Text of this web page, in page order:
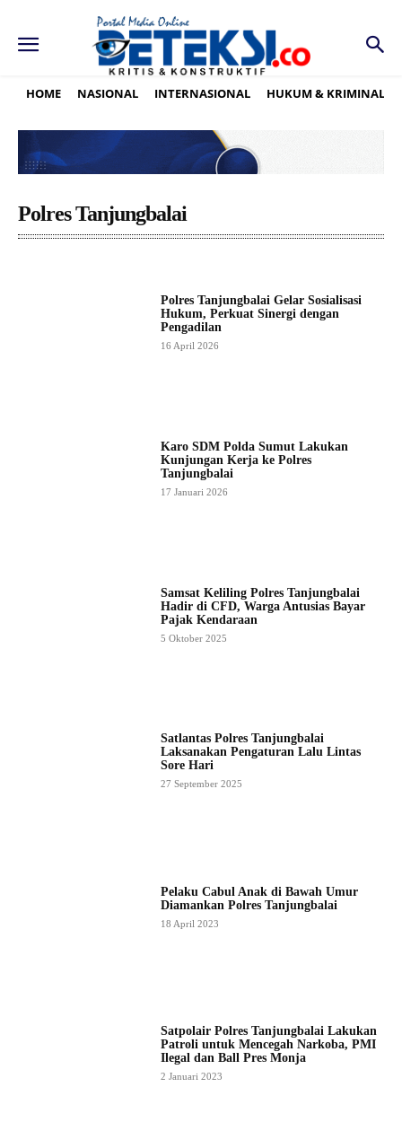
HOME NASIONAL INTERNASIONAL HUKUM & KRIMINAL
Polres Tanjungbalai
Polres Tanjungbalai Gelar Sosialisasi
Hukum, Perkuat Sinergi dengan
Pengadilan
16 April 2026
Karo SDM Polda Sumut Lakukan
Kunjungan Kerja ke Polres
Tanjungbalai
17 Januari 2026
Samsat Keliling Polres Tanjungbalai
Hadir di CFD, Warga Antusias Bayar
Pajak Kendaraan
5 Oktober 2025
Satlantas Polres Tanjungbalai
Laksanakan Pengaturan Lalu Lintas
Sore Hari
27 September 2025
Pelaku Cabul Anak di Bawah Umur
Diamankan Polres Tanjungbalai
18 April 2023
Satpolair Polres Tanjungbalai Lakukan
Patroli untuk Mencegah Narkoba, PMI
Ilegal dan Ball Pres Monja
2 Januari 2023